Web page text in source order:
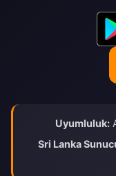
Uyumluluk:
Sri Lanka